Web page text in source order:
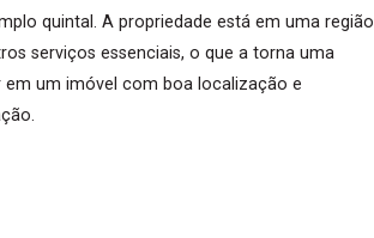
quintal. A propriedade está em uma região
serviços essenciais, o que a torna uma
um imóvel com boa localização e